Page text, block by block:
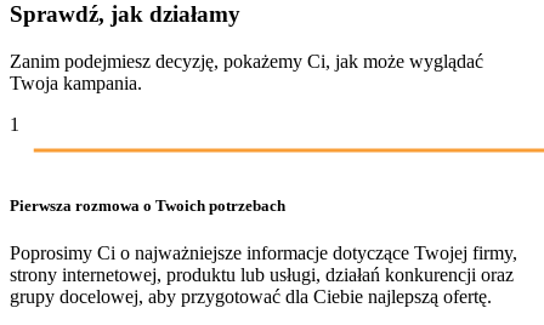
Sprawdź, jak działamy
Zanim podejmiesz decyzję, pokażemy Ci, jak może wyglądać
Twoja kampania.
1
Pierwsza rozmowa o Twoich potrzebach
Poprosimy Ci o najważniejsze informacje dotyczące Twojej firmy,
strony internetowej, produktu lub usługi, działań konkurencji oraz
grupy docelowej, aby przygotować dla Ciebie najlepszą ofertę.